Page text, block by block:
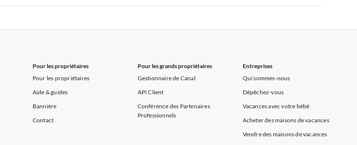
Appartements de Vacances à Sud de la France Appartements de Vacances à Provence
Pour les propriétaires
Pour les propriétaires
Aide & guides
Bannière
Contact
Pour les grands propriétaires
Gestionnaire de Canal
API Client
Conférence des Partenaires
Professionnels
Entreprises
Qui sommes-nous
Dépêchez-vous
Vacances avec votre bébé
Acheter des maisons de vacances
Vendre des maisons de vacances